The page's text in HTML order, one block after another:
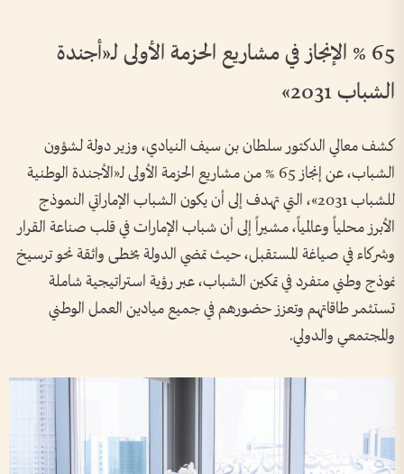
65 % الإنجاز في مشاريع الحزمة الأولى لـ«أجندة
الشباب 2031»
كشف معالي الدكتور سلطان بن سيف النيادي، وزير دولة لشؤون
الشباب، عن إنجاز 65 % من مشاريع الحزمة الأولى لـ«الأجندة الوطنية
للشباب 2031»، التي تهدف إلى أن يكون الشباب الإماراتي النموذج
الأبرز محلياً وعالمياً، مشيراً إلى أن شباب الإمارات في قلب صناعة القرار
وشركاء في صياغة المستقبل، حيث تمضي الدولة بخطى واثقة نحو ترسيخ
نموذج وطني متفرد في تمكين الشباب، عبر رؤية استراتيجية شاملة
تستثمر طاقاتهم وتعزز حضورهم في جميع ميادين العمل الوطني
والمجتمعي والدولي.